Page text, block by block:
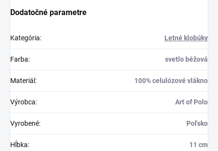
Dodatočné parametre
Kategória: Letné klobúky
Farba: svetlo béžová
Materiál : 100% celulózové vlákno
Výrobca: Art of Polo
Vyrobené: Poľsko
Hĺbka: 11 cm